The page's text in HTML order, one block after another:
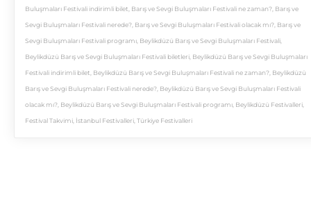
Buluşmaları Festivali indirimli bilet, Barış ve Sevgi Buluşmaları Festivali ne zaman?, Barış ve
Sevgi Buluşmaları Festivali nerede?, Barış ve Sevgi Buluşmaları Festivali olacak mı?, Barış ve
Sevgi Buluşmaları Festivali programı, Beylikdüzü Barış ve Sevgi Buluşmaları Festivali,
Beylikdüzü Barış ve Sevgi Buluşmaları Festivali biletleri, Beylikdüzü Barış ve Sevgi Buluşmaları
Festivali indirimli bilet, Beylikdüzü Barış ve Sevgi Buluşmaları Festivali ne zaman?, Beylikdüzü
Barış ve Sevgi Buluşmaları Festivali nerede?, Beylikdüzü Barış ve Sevgi Buluşmaları Festivali
olacak mı?, Beylikdüzü Barış ve Sevgi Buluşmaları Festivali programı, Beylikdüzü Festivalleri,
Festival Takvimi, İstanbul Festivalleri, Türkiye Festivalleri